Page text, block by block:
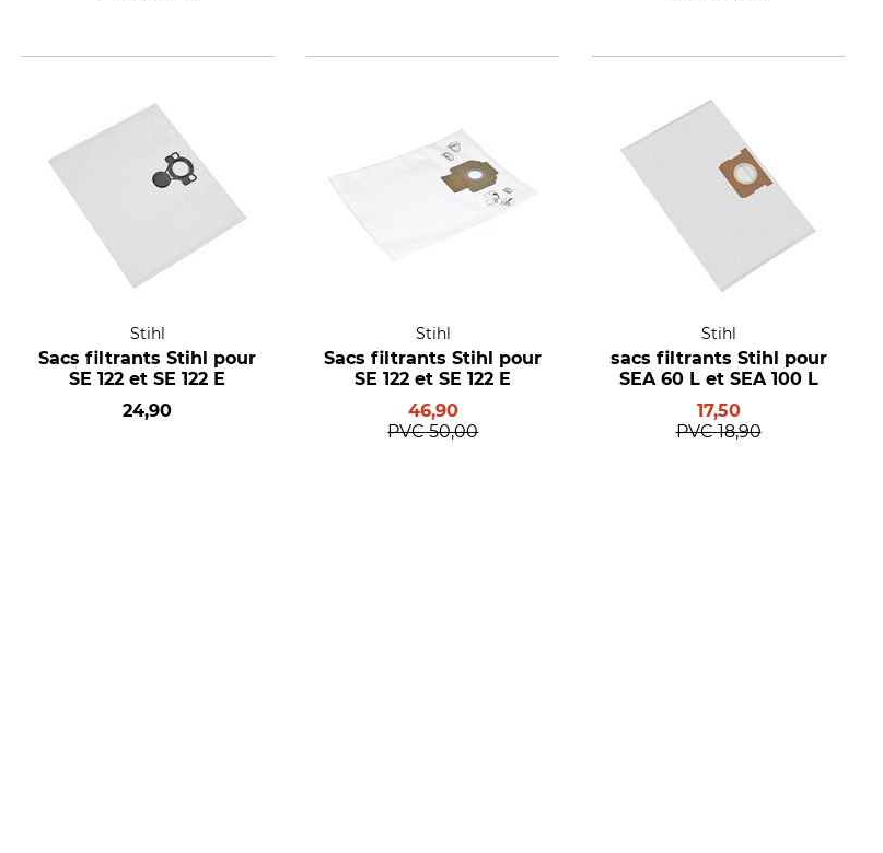
Stihl
Sacs filtrants Stihl pour
SE 122 et SE 122 E
24,90
Stihl
Sacs filtrants Stihl pour
SE 122 et SE 122 E
46,90
PVC 50,00
Stihl
sacs filtrants Stihl pour
SEA 60 L et SEA 100 L
17,50
PVC 18,90